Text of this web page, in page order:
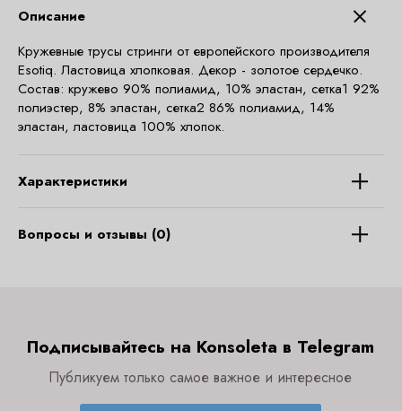
Описание
Кружевные трусы стринги от европейского производителя
Esotiq. Ластовица хлопковая. Декор - золотое сердечко.
Состав: кружево 90% полиамид, 10% эластан, сетка1 92%
полиэстер, 8% эластан, сетка2 86% полиамид, 14%
эластан, ластовица 100% хлопок.
Характеристики
Вопросы и отзывы (0)
Подписывайтесь на Konsoleta в Telegram
Публикуем только самое важное и интересное